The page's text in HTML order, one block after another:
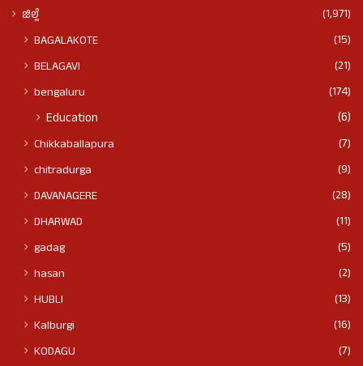
ಜಿಲ್ಲೆ
(1,971)
BAGALAKOTE
(15)
BELAGAVI
(21)
bengaluru
(174)
Education (6)
Chikkaballapura
(7)
chitradurga
(9)
DAVANAGERE
(28)
DHARWAD
(11)
gadag
(5)
hasan
(2)
HUBLI
(13)
Kalburgi
(16)
KODAGU
(7)